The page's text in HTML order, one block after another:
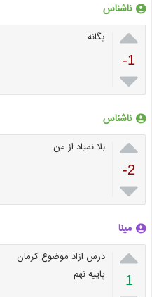
ناشناس

-1

یگانه
ناشناس

-2

بلا نمیاد از من
مینا

1
درس ازاد موضوع کرمان
پاییه نهم